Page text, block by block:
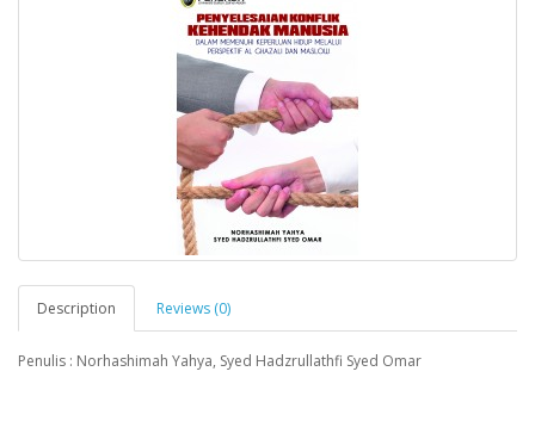
Description Reviews (0)
Penulis : Norhashimah Yahya, Syed Hadzrullathfi Syed Omar